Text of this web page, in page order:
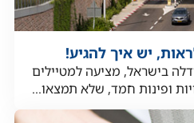
יש איך להגיע!
בישראל, מציעה למטיילים
ופינות חמד, שלא תמצאו...